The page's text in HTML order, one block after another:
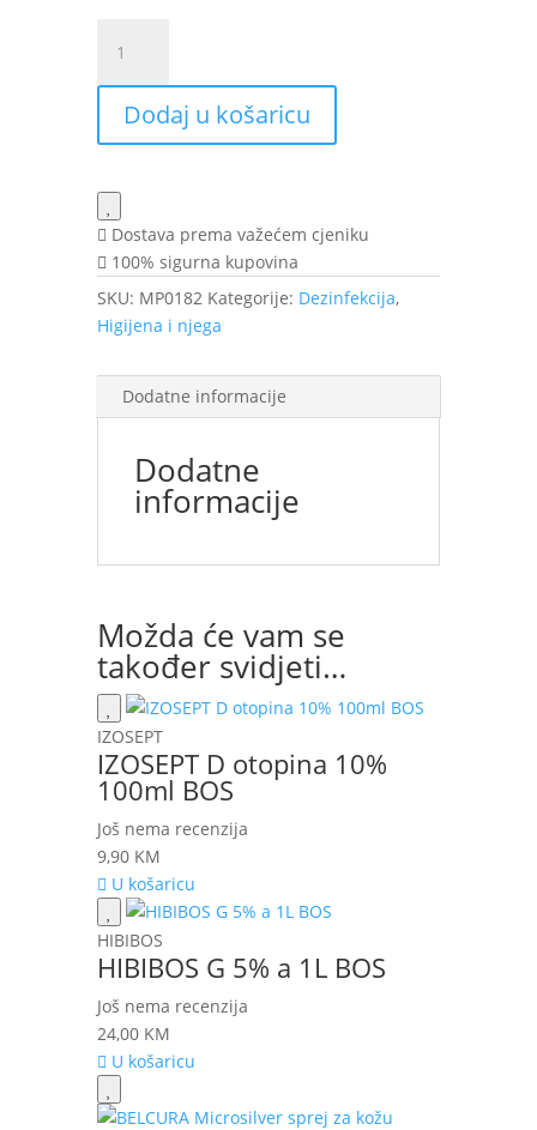
0,5%
1L
količina
Dodaj u košaricu
Dostava prema važećem cjeniku
100% sigurna kupovina
SKU: MP0182 Kategorije: Dezinfekcija,
Higijena i njega
Dodatne informacije
Dodatne
informacije
Možda će vam se
također svidjeti…
IZOSEPT
IZOSEPT D otopina 10%
100ml BOS
Još nema recenzija
9,90 KM
U košaricu
HIBIBOS
HIBIBOS G 5% a 1L BOS
Još nema recenzija
24,00 KM
U košaricu